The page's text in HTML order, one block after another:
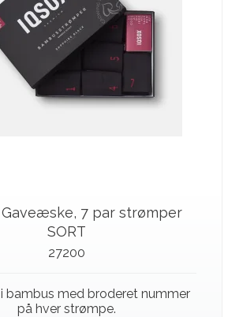
Gaveæske, 7 par strømper
SORT
27200
bambus med broderet nummer
på hver strømpe.